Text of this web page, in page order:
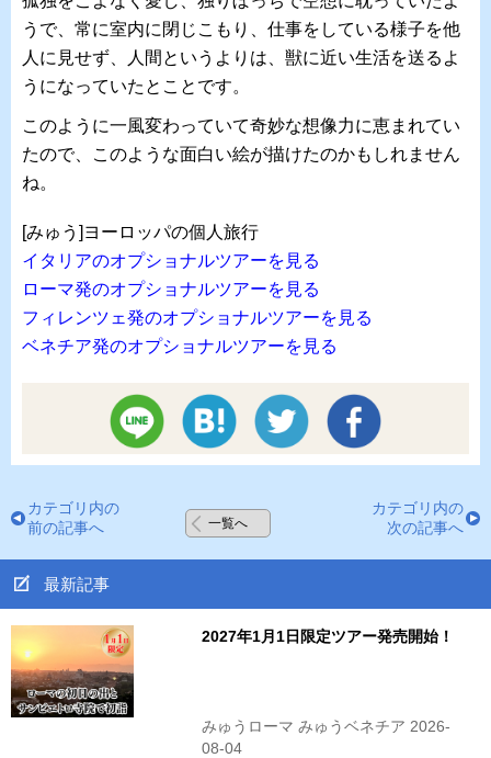
うで、常に室内に閉じこもり、仕事をしている様子を他
人に見せず、人間というよりは、獣に近い生活を送るよ
うになっていたとことです。
このように一風変わっていて奇妙な想像力に恵まれてい
たので、このような面白い絵が描けたのかもしれません
ね。
[みゅう]ヨーロッパの個人旅行
イタリアのオプショナルツアーを見る
ローマ発のオプショナルツアーを見る
フィレンツェ発のオプショナルツアーを見る
ベネチア発のオプショナルツアーを見る
カテゴリ内の
前の記事へ
一覧へ
カテゴリ内の
次の記事へ
最新記事
2027年1月1日限定ツアー発売開始！
みゅうローマ みゅうベネチア 2026-
08-04